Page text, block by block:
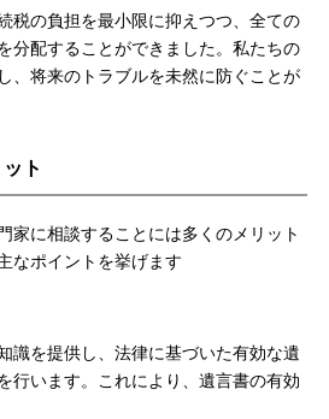
税の負担を最小限に抑えつつ、全ての
分配することができました。私たちの
、将来のトラブルを未然に防ぐことが
ト
家に相談することには多くのメリット
なポイントを挙げます
識を提供し、法律に基づいた有効な遺
行います。これにより、遺言書の有効